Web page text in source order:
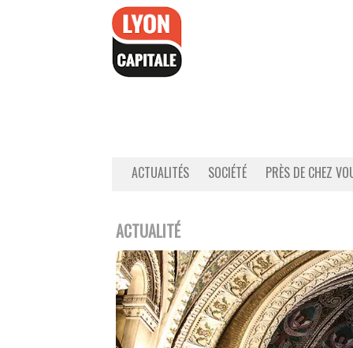
ACTUALITÉS SOCIÉTÉ PRÈS DE CHEZ
ACTUALITÉ